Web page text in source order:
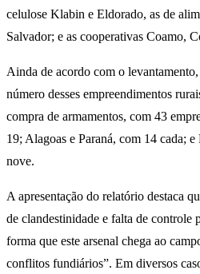
celulose Klabin e Eldorado, as de
Salvador; e as cooperativas Coamo,
Ainda de acordo com o
número desses empreendimentos
compra de armamentos, com 43
19; Alagoas e Paraná, com 14 cada;
nove.
A apresentação do relatório destaca
de clandestinidade e falta de controle
forma que este arsenal chega ao
conflitos fundiários”. Em diversos